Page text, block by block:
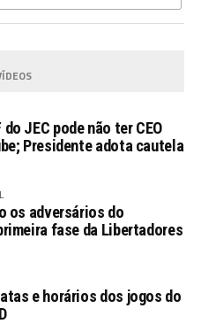
JEC pode não ter CEO
Presidente adota cautela
os adversários do
fase da Libertadores
e horários dos jogos do